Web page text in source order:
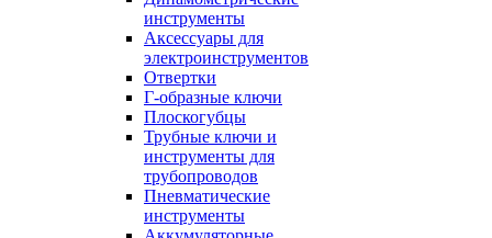
инструменты
Аксессуары для
электроинструментов
Отвертки
Г-образные ключи
Плоскогубцы
Трубные ключи и
инструменты для
трубопроводов
Пневматические
инструменты